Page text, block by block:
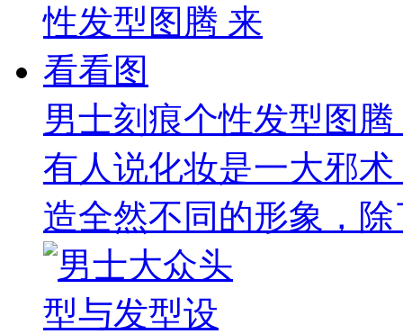
男士刻痕个性发型图
有人说化妆是一大邪
造全然不同的形象，